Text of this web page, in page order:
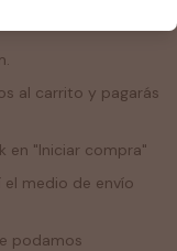
al carrito y pagarás
en "Iniciar compra"
medio de envío
podamos